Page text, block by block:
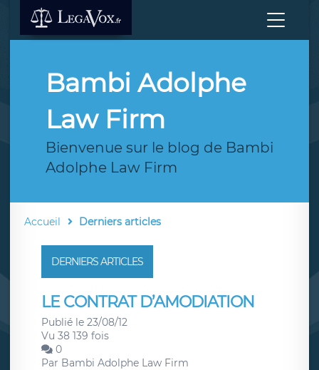
Bambi Adolphe
Law Firm
Bienvenue sur le blog de Bambi
Adolphe Law Firm
Accueil Derniers articles
DERNIERS ARTICLES
LE CONTRAT D’AMODIATION
Publié le 23/08/12
Vu 38 139 fois
0
Par Bambi Adolphe Law Firm